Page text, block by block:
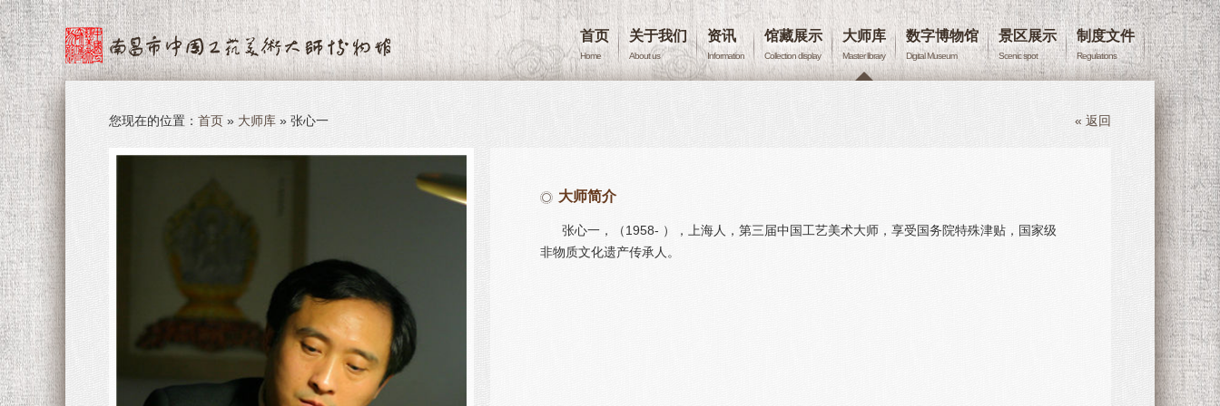
首页
Home
关于我们
About us
资讯
Information
馆藏展示
Collection display
大师库
Master library
数字博物馆
Digital Museum
景区展示
Scenic spot
制度文件
Regulations
您现在的位置：首页 » 大师库 » 张心一 « 返回
大师简介
张心一，（1958- ），上海人，第三届中国工艺美术大师，享受国务院特殊津贴，国家级
非物质文化遗产传承人。